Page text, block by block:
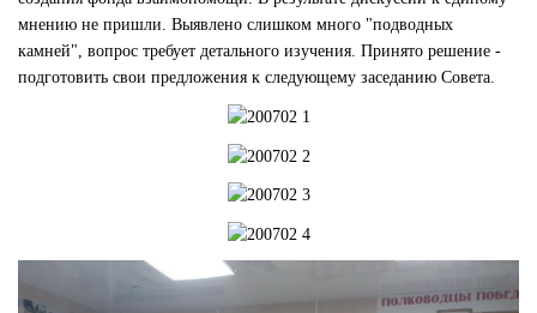
мнению не пришли. Выявлено слишком много "подводных
камней", вопрос требует детального изучения. Принято решение -
подготовить свои предложения к следующему заседанию Совета.